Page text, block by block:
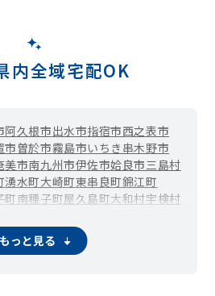
内全域宅配OK
阿久根市出水市指宿市西之表市
市 曽於市霧島市いちき串木野市
美市南九州市伊佐市姶良市三島村
湧水町大崎町東串良町錦江町
町南種子町屋久島町大和村宇検村
もっと見る